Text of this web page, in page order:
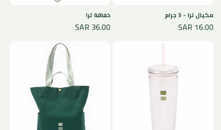
مكيال ترا - 3 جرام
السعر
16.00 SAR
خفاقة ترا
السعر
36.00 SAR